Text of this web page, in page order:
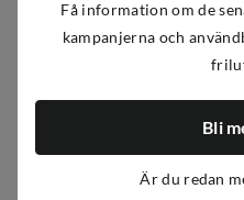
iFish
Angeldon 3-pack NoColour
299 kr
Få information om de
kampanjerna och
Bli
Är du redan